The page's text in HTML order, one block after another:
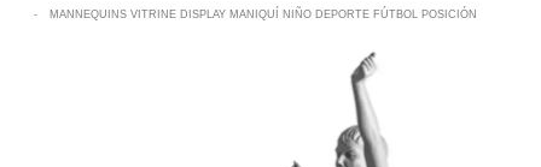
- MANNEQUINS VITRINE DISPLAY MANIQUÍ NIÑO DEPORTE FÚTBOL POSICIÓN